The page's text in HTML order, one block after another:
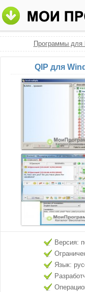
Программы для
QIP для
Версия:
Язык: